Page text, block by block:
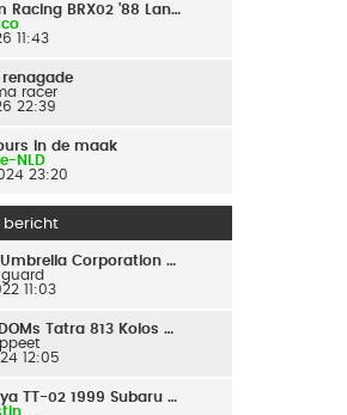
Racing BRX02 '88 Lan…
11:43
renagade
racer
22:39
in de maak
NLD
23:20
bericht
Corporation …
11:03
Tatra 813 Kolos …
12:05
TT-02 1999 Subaru …